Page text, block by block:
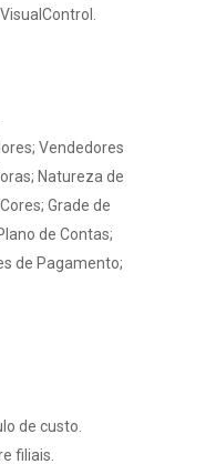
Vendedores
Natureza de
Grade de
de Contas;
de Pagamento;
de custo.
filiais.